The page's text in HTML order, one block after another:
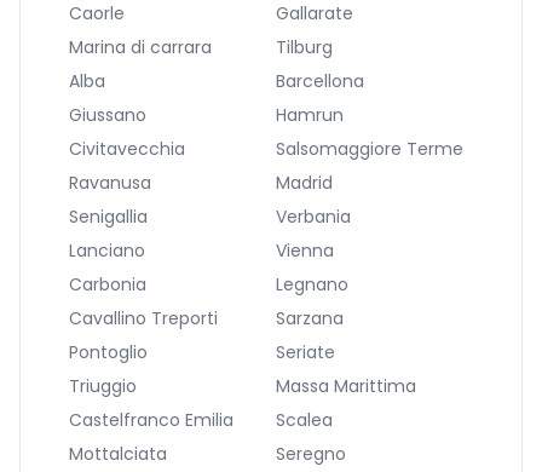
Caorle
Gallarate
Marina di carrara
Tilburg
Alba
Barcellona
Giussano
Hamrun
Civitavecchia
Salsomaggiore Terme
Ravanusa
Madrid
Senigallia
Verbania
Lanciano
Vienna
Carbonia
Legnano
Cavallino Treporti
Sarzana
Pontoglio
Seriate
Triuggio
Massa Marittima
Castelfranco Emilia
Scalea
Mottalciata
Seregno